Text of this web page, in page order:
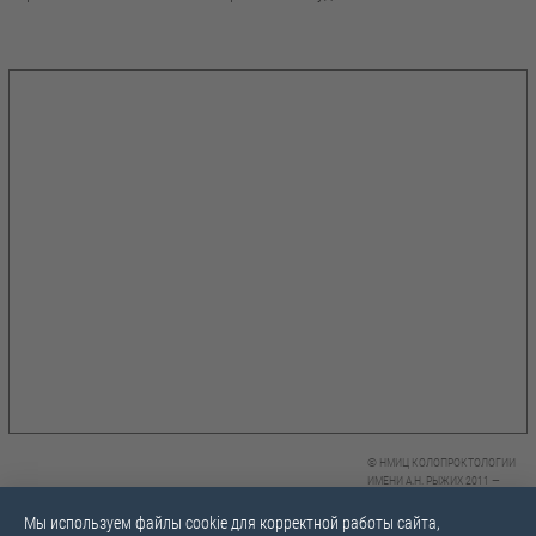
© НМИЦ КОЛОПРОКТОЛОГИИ
ИМЕНИ А.Н. РЫЖИХ 2011 —
Карта сайта
Мы используем файлы cookie для корректной работы сайта,